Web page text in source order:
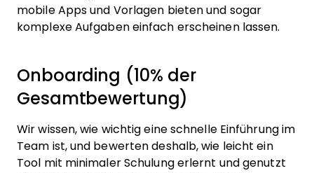
mobile Apps und Vorlagen bieten und sogar
komplexe Aufgaben einfach erscheinen lassen.
Onboarding (10% der
Gesamtbewertung)
Wir wissen, wie wichtig eine schnelle Einführung im
Team ist, und bewerten deshalb, wie leicht ein
Tool mit minimaler Schulung erlernt und genutzt